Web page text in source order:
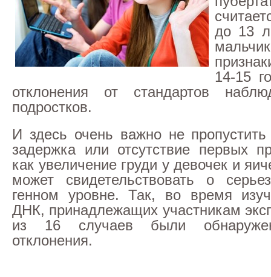
до 13
14-15
отклонения от стандартов
подростков.
И здесь очень важно не
задержка или отсутствие первых
как увеличение груди у девочек и
может свидетельствовать о
генном уровне. Так, во время
ДНК, принадлежащих участникам
из 16 случаев были
отклонения.